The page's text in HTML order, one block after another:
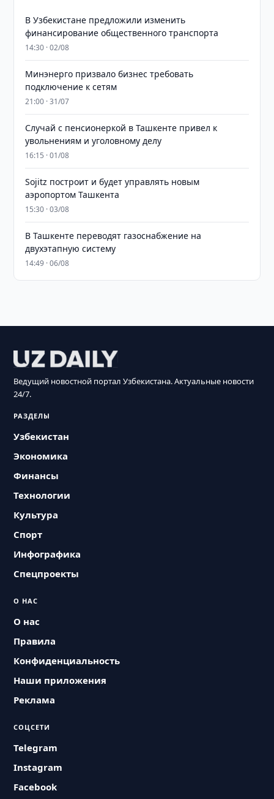
В Узбекистане предложили изменить
финансирование общественного транспорта
14:30 · 02/08
Минэнерго призвало бизнес требовать
подключение к сетям
21:00 · 31/07
Случай с пенсионеркой в Ташкенте привел к
увольнениям и уголовному делу
16:15 · 01/08
Sojitz построит и будет управлять новым
аэропортом Ташкента
15:30 · 03/08
В Ташкенте переводят газоснабжение на
двухэтапную систему
14:49 · 06/08
Ведущий новостной портал Узбекистана. Актуальные новости
24/7.
РАЗДЕЛЫ
Узбекистан
Экономика
Финансы
Технологии
Культура
Спорт
Инфографика
Спецпроекты
О НАС
О нас
Правила
Конфиденциальность
Наши приложения
Реклама
СОЦСЕТИ
Telegram
Instagram
Facebook